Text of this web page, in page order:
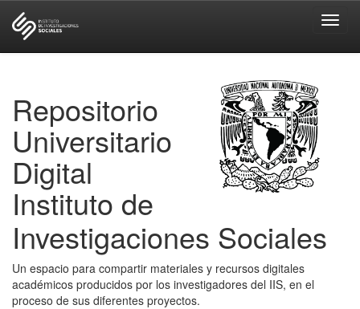
Repositorio
Universitario
Digital
Instituto de
Investigaciones Sociales
Un espacio para compartir materiales y recursos digitales
académicos producidos por los investigadores del IIS, en el
proceso de sus diferentes proyectos.